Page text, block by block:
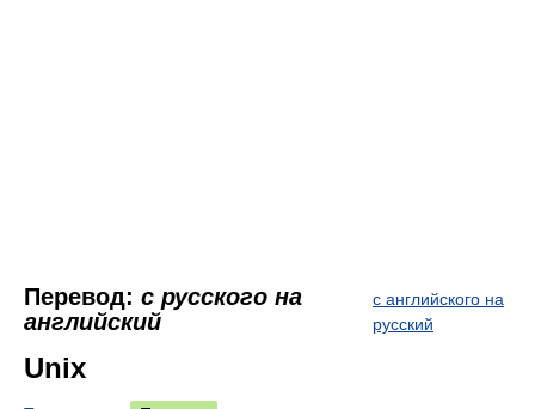
Перевод: с русского на
английский
с английского на
русский
Unix